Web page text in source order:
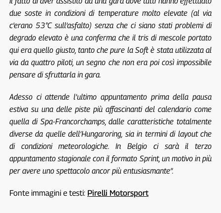
due soste in condizioni di temperature molto elevate (al via
c’erano 53°C sull’asfalto) senza che ci siano stati problemi di
degrado elevato è una conferma che il tris di mescole portato
qui era quello giusto, tanto che pure la Soft è stata utilizzata al
via da quattro piloti, un segno che non era poi così impossibile
pensare di sfruttarla in gara.
Adesso ci attende l’ultimo appuntamento prima della pausa
estiva su una delle piste più affascinanti del calendario come
quella di Spa-Francorchamps, dalle caratteristiche totalmente
diverse da quelle dell’Hungaroring, sia in termini di layout che
di condizioni meteorologiche. In Belgio ci sarà il terzo
appuntamento stagionale con il formato Sprint, un motivo in più
per avere uno spettacolo ancor più entusiasmante”.
Fonte immagini e testi: Pirelli Motorsport